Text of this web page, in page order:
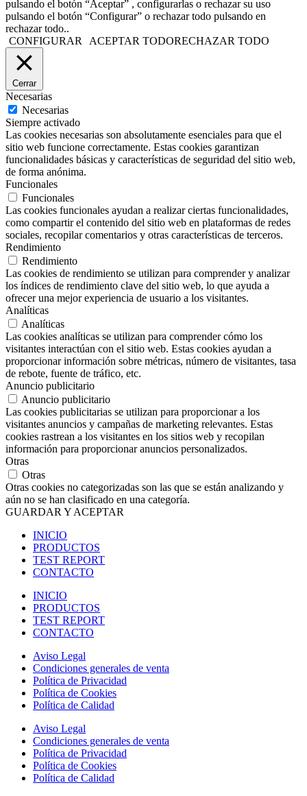
pulsando el botón “Aceptar” , configurarlas o rechazar su uso
pulsando el botón “Configurar” o rechazar todo pulsando en
rechazar todo..
CONFIGURAR
ACEPTAR TODORECHAZAR TODO
Cerrar
Necesarias
Necesarias
Siempre activado
Las cookies necesarias son absolutamente esenciales para que el
sitio web funcione correctamente. Estas cookies garantizan
funcionalidades básicas y características de seguridad del sitio web,
de forma anónima.
Funcionales
Funcionales
Las cookies funcionales ayudan a realizar ciertas funcionalidades,
como compartir el contenido del sitio web en plataformas de redes
sociales, recopilar comentarios y otras características de terceros.
Rendimiento
Rendimiento
Las cookies de rendimiento se utilizan para comprender y analizar
los índices de rendimiento clave del sitio web, lo que ayuda a
ofrecer una mejor experiencia de usuario a los visitantes.
Analíticas
Analíticas
Las cookies analíticas se utilizan para comprender cómo los
visitantes interactúan con el sitio web. Estas cookies ayudan a
proporcionar información sobre métricas, número de visitantes, tasa
de rebote, fuente de tráfico, etc.
Anuncio publicitario
Anuncio publicitario
Las cookies publicitarias se utilizan para proporcionar a los
visitantes anuncios y campañas de marketing relevantes. Estas
cookies rastrean a los visitantes en los sitios web y recopilan
información para proporcionar anuncios personalizados.
Otras
Otras
Otras cookies no categorizadas son las que se están analizando y
aún no se han clasificado en una categoría.
GUARDAR Y ACEPTAR
INICIO
PRODUCTOS
TEST REPORT
CONTACTO
INICIO
PRODUCTOS
TEST REPORT
CONTACTO
Aviso Legal
Condiciones generales de venta
Política de Privacidad
Política de Cookies
Política de Calidad
Aviso Legal
Condiciones generales de venta
Política de Privacidad
Política de Cookies
Política de Calidad